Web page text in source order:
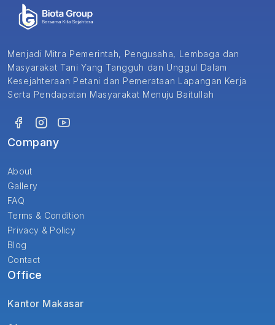
Menjadi Mitra Pemerintah, Pengusaha, Lembaga dan
Masyarakat Tani Yang Tangguh dan Unggul Dalam
Kesejahteraan Petani dan Pemerataan Lapangan Kerja
Serta Pendapatan Masyarakat Menuju Baitullah
Company
About
Gallery
FAQ
Terms & Condition
Privacy & Policy
Blog
Contact
Office
Kantor Makasar